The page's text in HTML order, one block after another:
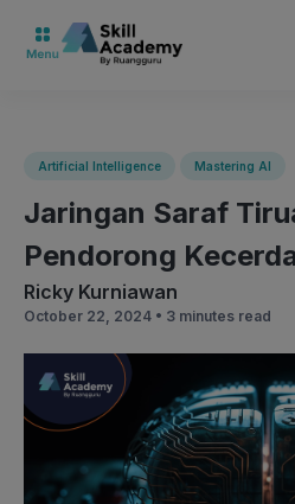
Artificial Intelligence Mastering AI
Jaringan Saraf
Pendorong
Ricky Kurniawan
October 22, 2024 • 3 minutes read